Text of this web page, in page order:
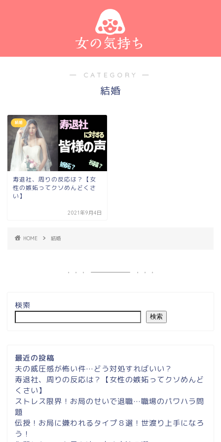
― CATEGORY ―
結婚
結婚
寿退社、周りの反応は？【女
性の嫉妬ってクソめんどくさ
い】
2021年9月4日
HOME 結婚
検索
検索
最近の投稿
夫の威圧感が怖い件…どう対処すればいい？
寿退社、周りの反応は？【女性の嫉妬ってクソめんど
くさい】
ストレス限界！お局のせいで退職…職場のパワハラ問
題
伝授！お局に嫌われるタイプ８選！世渡り上手になろ
う！